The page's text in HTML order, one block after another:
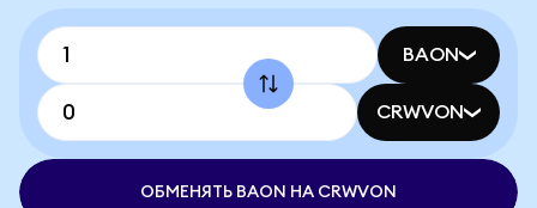
BAON
CRWVON
ОБМЕНЯТЬ BAON НА CRWVON